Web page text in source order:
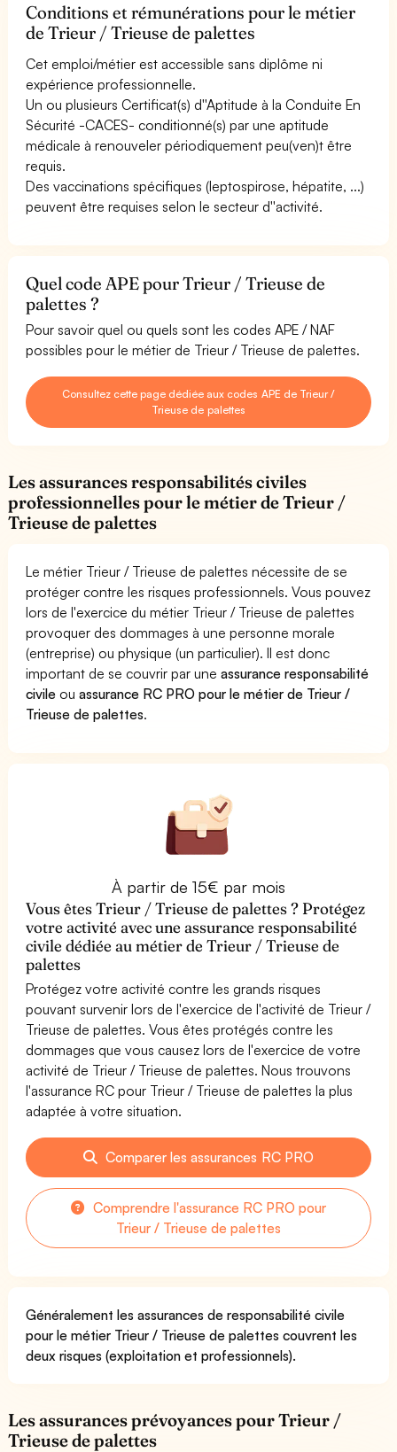
Conditions et rémunérations pour le métier
de Trieur / Trieuse de palettes
Cet emploi/métier est accessible sans diplôme ni
expérience professionnelle.
Un ou plusieurs Certificat(s) d''Aptitude à la Conduite En
Sécurité -CACES- conditionné(s) par une aptitude
médicale à renouveler périodiquement peu(ven)t être
requis.
Des vaccinations spécifiques (leptospirose, hépatite, ...)
peuvent être requises selon le secteur d''activité.
Quel code APE pour Trieur / Trieuse de
palettes ?
Pour savoir quel ou quels sont les codes APE / NAF
possibles pour le métier de Trieur / Trieuse de palettes.
Consultez cette page dédiée aux codes APE de Trieur /
Trieuse de palettes
Les assurances responsabilités civiles
professionnelles pour le métier de Trieur /
Trieuse de palettes
Le métier Trieur / Trieuse de palettes nécessite de se
protéger contre les risques professionnels. Vous pouvez
lors de l'exercice du métier Trieur / Trieuse de palettes
provoquer des dommages à une personne morale
(entreprise) ou physique (un particulier). Il est donc
important de se couvrir par uneassurance responsabilité
civile ouassurance RC PRO pour le métier de Trieur /
Trieuse de palettes.
À partir de 15€ par mois
Vous êtes Trieur / Trieuse de palettes ? Protégez
votre activité avec une assurance responsabilité
civile dédiée au métier de Trieur / Trieuse de
palettes
Protégez votre activité contre les grands risques
pouvant survenir lors de l'exercice de l'activité de Trieur /
Trieuse de palettes. Vous êtes protégés contre les
dommages que vous causez lors de l'exercice de votre
activité de Trieur / Trieuse de palettes. Nous trouvons
l'assurance RC pour Trieur / Trieuse de palettes la plus
adaptée à votre situation.
Comparer les assurances RC PRO
Comprendre l'assurance RC PRO pour
Trieur / Trieuse de palettes
Généralement les assurances de responsabilité civile
pour le métier Trieur / Trieuse de palettes couvrent les
deux risques (exploitation et professionnels).
Les assurances prévoyances pour Trieur /
Trieuse de palettes